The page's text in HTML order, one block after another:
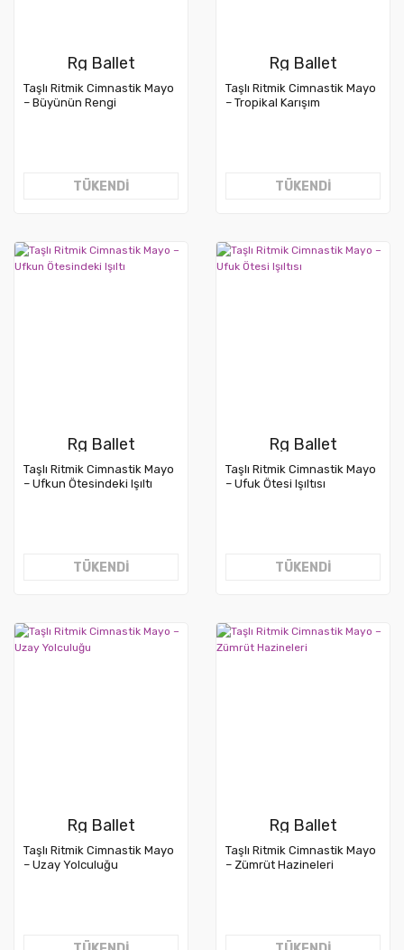
Rg Ballet
Taşlı Ritmik Cimnastik Mayo
– Büyünün Rengi
TÜKENDİ
Rg Ballet
Taşlı Ritmik Cimnastik Mayo
– Tropikal Karışım
TÜKENDİ
Rg Ballet
Taşlı Ritmik Cimnastik Mayo
– Ufkun Ötesindeki Işıltı
TÜKENDİ
Rg Ballet
Taşlı Ritmik Cimnastik Mayo
– Ufuk Ötesi Işıltısı
TÜKENDİ
Rg Ballet
Taşlı Ritmik Cimnastik Mayo
– Uzay Yolculuğu
Rg Ballet
Taşlı Ritmik Cimnastik Mayo
– Zümrüt Hazineleri